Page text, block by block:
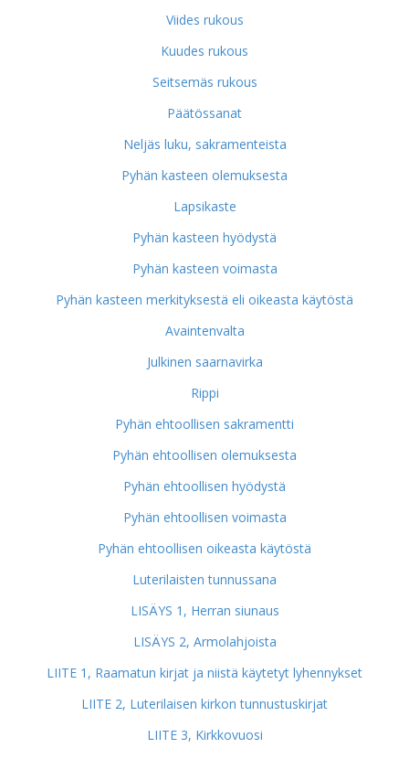
Viides rukous
Kuudes rukous
Seitsemäs rukous
Päätössanat
Neljäs luku, sakramenteista
Pyhän kasteen olemuksesta
Lapsikaste
Pyhän kasteen hyödystä
Pyhän kasteen voimasta
Pyhän kasteen merkityksestä eli oikeasta käytöstä
Avaintenvalta
Julkinen saarnavirka
Rippi
Pyhän ehtoollisen sakramentti
Pyhän ehtoollisen olemuksesta
Pyhän ehtoollisen hyödystä
Pyhän ehtoollisen voimasta
Pyhän ehtoollisen oikeasta käytöstä
Luterilaisten tunnussana
LISÄYS 1, Herran siunaus
LISÄYS 2, Armolahjoista
LIITE 1, Raamatun kirjat ja niistä käytetyt lyhennykset
LIITE 2, Luterilaisen kirkon tunnustuskirjat
LIITE 3, Kirkkovuosi